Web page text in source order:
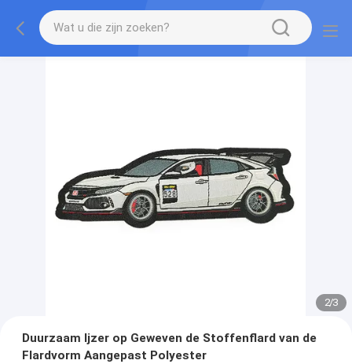
2/3
Duurzaam Ijzer op Geweven de Stoffenflard van de
Flardvorm Aangepast Polyester